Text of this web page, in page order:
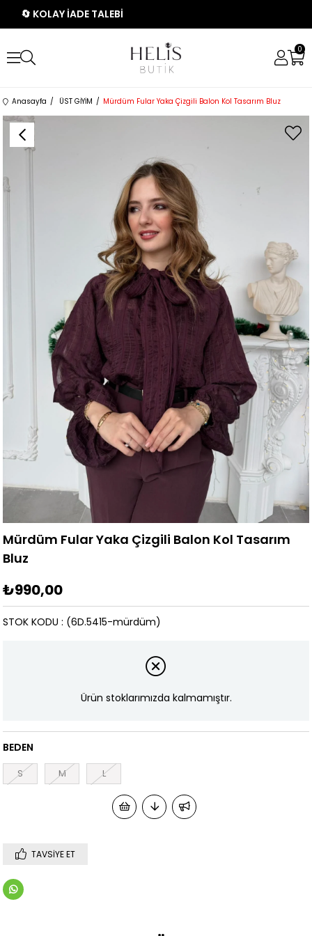
🔄 KOLAY İADE TALEBİ
0
Anasayfa ÜST GİYİM Mürdüm Fular Yaka Çizgili Balon Kol Tasarım Bluz
Mürdüm Fular Yaka Çizgili Balon Kol Tasarım
Bluz
₺990,00
(6D.5415-mürdüm)
STOK KODU
Ürün stoklarımızda kalmamıştır.
BEDEN
S M L
TAVSIYE ET